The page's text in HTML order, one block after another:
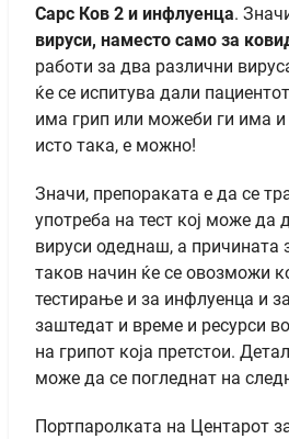
Сарс Ков 2 и инфлуенца.
вируси, наместо само за
работи за два различни
ќе се испитува дали
има грип или можеби ги има
исто така, е можно!
Значи, препораката е да се
употреба на тест кој може да
вируси одеднаш, а причината
таков начин ќе се овозможи
тестирање и за инфлуенца и
заштедат и време и ресурси
на грипот која претстои.
може да се погледнат на
Портпаролката на Центарот